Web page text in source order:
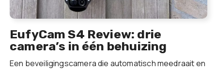
EufyCam S4 Review: drie
camera’s in één behuizing
Een beveiligingscamera die automatisch meedraait en